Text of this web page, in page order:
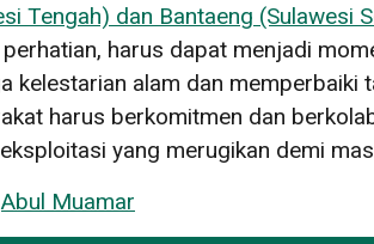
Tengah) dan Bantaeng (Sulawesi
harus dapat menjadi
kelestarian alam dan memperbaiki
harus berkomitmen dan
yang merugikan demi
Abul Muamar